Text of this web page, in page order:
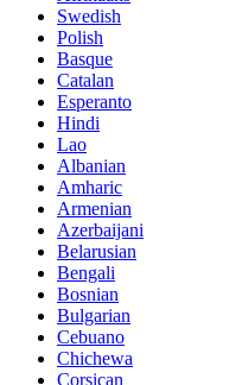
Swedish
Polish
Basque
Catalan
Esperanto
Hindi
Lao
Albanian
Amharic
Armenian
Azerbaijani
Belarusian
Bengali
Bosnian
Bulgarian
Cebuano
Chichewa
Corsican